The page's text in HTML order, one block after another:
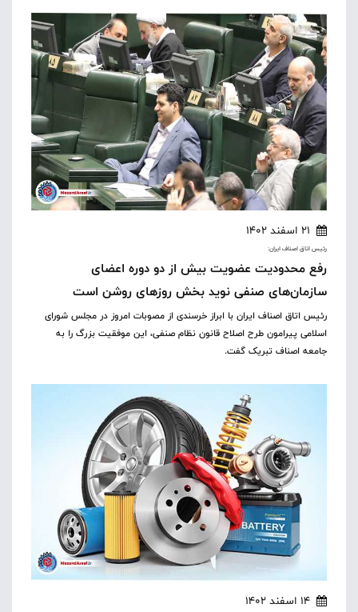
21 اسفند 1402
رئیس اتاق اصناف ایران:
رفع محدودیت عضویت بیش از دو دوره اعضای
سازمان‌های صنفی نوید بخش روزهای روشن است
رئیس اتاق اصناف ایران با ابراز خرسندی از مصوبات امروز در مجلس شورای
اسلامی پیرامون طرح اصلاح قانون نظام صنفی، این موفقیت بزرگ را به
جامعه اصناف تبریک گفت.
14 اسفند 1402